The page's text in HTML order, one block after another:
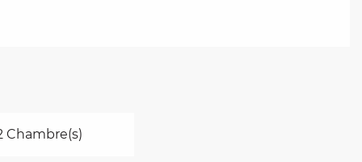
Chambre(s)